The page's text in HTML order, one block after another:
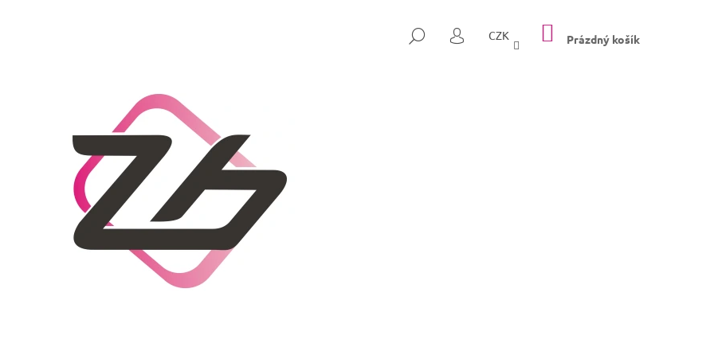
HLEDAT
PŘIHLÁŠENÍ
CZK NÁKUPNÍ
KOŠÍK
Prázdný košík
HLEDAT
DOPORUČUJEME